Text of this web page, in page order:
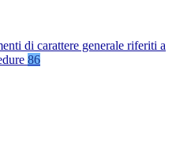
di carattere generale riferiti a
86